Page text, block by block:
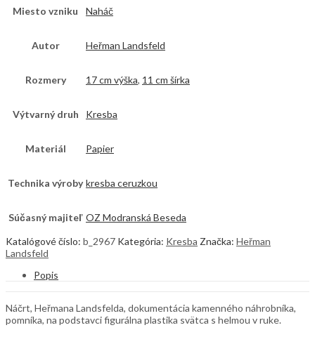
Miesto vzniku Naháč
Autor Heřman Landsfeld
Rozmery 17 cm výška, 11 cm šírka
Výtvarný druh Kresba
Materiál Papier
Technika výroby kresba ceruzkou
Súčasný majiteľ OZ Modranská Beseda
Katalógové číslo: b_2967 Kategória: Kresba Značka: Heřman
Landsfeld
Popis
Náčrt, Heřmana Landsfelda, dokumentácia kamenného náhrobníka,
pomníka, na podstavci figurálna plastika svätca s helmou v ruke.